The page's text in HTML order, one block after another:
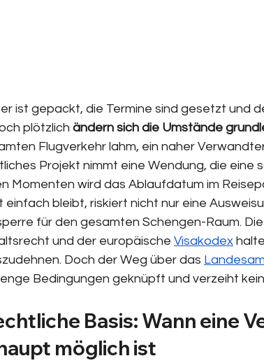
ist gepackt, die Termine sind gesetzt und
plötzlich ändern sich die Umstände
Flugverkehr lahm, ein naher
Projekt nimmt eine Wendung, die eine
Momenten wird das Ablaufdatum im
einfach bleibt, riskiert nicht nur eine
für den gesamten Schengen-Raum.
und der europäische Visakodex
Doch der Weg über das
Bedingungen geknüpft und verzeiht
Basis: Wann eine
möglich ist